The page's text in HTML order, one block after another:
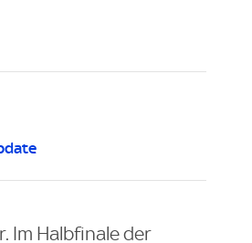
Im Halbfinale der